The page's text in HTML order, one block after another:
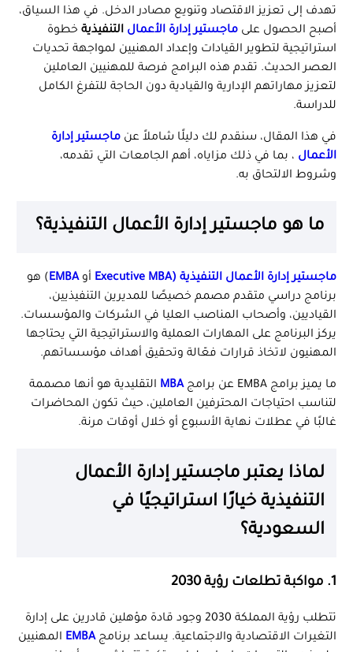
تهدف إلى تعزيز الاقتصاد وتنويع مصادر الدخل. في هذا السياق،
أصبح الحصول على ماجستير إدارة الأعمال التنفيذية خطوة
استراتيجية لتطوير القيادات وإعداد المهنيين لمواجهة تحديات
العصر الحديث. تقدم هذه البرامج فرصة للمهنيين العاملين
لتعزيز مهاراتهم الإدارية والقيادية دون الحاجة للتفرغ الكامل
للدراسة.
في هذا المقال، سنقدم لك دليلًا شاملاً عن ماجستير إدارة
الأعمال ، بما في ذلك مزاياه، أهم الجامعات التي تقدمه،
وشروط الالتحاق به.
ما هو ماجستير إدارة الأعمال التنفيذية؟
ماجستير إدارة الأعمال التنفيذية (Executive MBA أوEMBA) هو
برنامج دراسي متقدم مصمم خصيصًا للمديرين التنفيذيين،
القياديين، وأصحاب المناصب العليا في الشركات والمؤسسات.
يركز البرنامج على المهارات العملية والاستراتيجية التي يحتاجها
المهنيون لاتخاذ قرارات فعّالة وتحقيق أهداف مؤسساتهم.
ما يميز برامج EMBA عن برامج MBA التقليدية هو أنها مصممة
لتناسب احتياجات المحترفين العاملين، حيث تكون المحاضرات
غالبًا في عطلات نهاية الأسبوع أو خلال أوقات مرنة.
لماذا يعتبر ماجستير إدارة الأعمال
التنفيذية خيارًا استراتيجيًا في
السعودية؟
1. مواكبة تطلعات رؤية 2030
تتطلب رؤية المملكة 2030 وجود قادة مؤهلين قادرين على إدارة
التغيرات الاقتصادية والاجتماعية. يساعد برنامجEMBA المهنيين